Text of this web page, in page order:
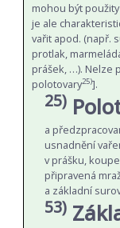
mohou být
je ale
vařit apod. (např.
protlak,
prášek, …). Nelze
polotovary25)].
25)
a
usnadnění
v prášku,
připravená
a základní
53)